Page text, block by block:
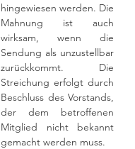
hingewiesen werden. Die
Mahnung ist auch
wirksam, wenn die
Sendung als unzustellbar
zurückkommt. Die
Streichung erfolgt durch
Beschluss des Vorstands,
der dem betroffenen
Mitglied nicht bekannt
gemacht werden muss.